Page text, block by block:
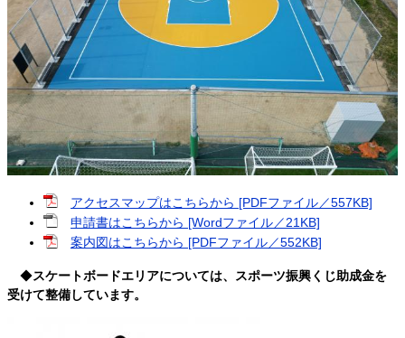
アクセスマップはこちらから [PDFファイル／557KB]
申請書はこちらから [Wordファイル／21KB]
案内図はこちらから [PDFファイル／552KB]
◆スケートボードエリアについては、スポーツ振興くじ助成金を
受けて整備しています。